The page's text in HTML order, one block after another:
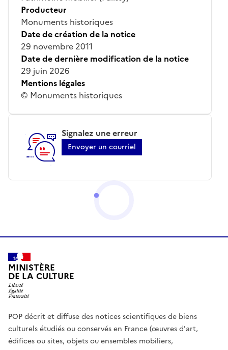
Producteur
Monuments historiques
Date de création de la notice
29 novembre 2011
Date de dernière modification de la notice
29 juin 2026
Mentions légales
© Monuments historiques
Signalez une erreur
Envoyer un courriel
MINISTÈRE
DE LA CULTURE
POP décrit et diffuse des notices scientifiques de biens
culturels étudiés ou conservés en France (œuvres d'art,
édifices ou sites, objets ou ensembles mobiliers,